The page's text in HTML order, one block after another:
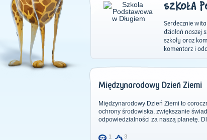
SZKOŁA
Serdecznie
działań naszej
szkoły oraz
komentarz i
Międzynarodowy Dzień Ziemi
Międzynarodowy Dzień Ziemi to
ochrony środowiska, zwiększanie
odpowiedzialności za naszą planetę.
1 3